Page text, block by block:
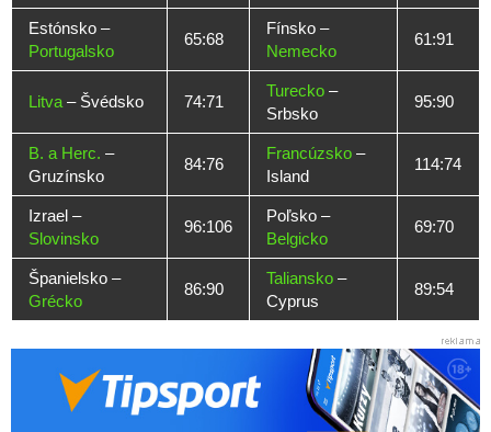
Estónsko –
Portugalsko
65:68
Fínsko –
Nemecko
61:91
Litva – Švédsko 74:71
Turecko –
Srbsko
95:90
B. a Herc. –
Gruzínsko
84:76
Francúzsko –
Island
114:74
Izrael –
Slovinsko
96:106
Poľsko –
Belgicko
69:70
Španielsko –
Grécko
86:90
Taliansko –
Cyprus
89:54